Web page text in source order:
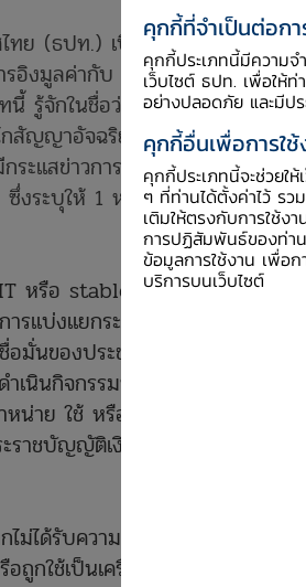
ทย (ธปท.) เปิดเผย
รอิงมูลค่ากับ
รู้จักในชื่อว่า
ญญาอัจฉริยะ
ระแสข่าวการออก
ระบุให้ 1 หน่วย
หรือ stablecoin
รแบ่งแยกระบบ
มั่นของประชาชน
นินกิจกรรมทาง
าย ใช้ หรือนำ
าชบัญญัติเงินตรา
ไม่ได้รับความ
กใช้เป็นเครื่องมือ
สารบัญ
รา
คุกกี้ที่จำเป็นต่อกา
คุกกี้ประเภทนี้มีความจ
เว็บไซต์ ธปท. เพื่อให้ท่
อย่างปลอดภัย และมีป
คุกกี้อื่นเพื่อการใช้
คุกกี้ประเภทนี้จะช่วยใ
ๆ ที่ท่านได้ตั้งค่าไว้ รว
เติมให้ตรงกับการใช้ง
การปฏิสัมพันธ์ของท่าน
ข้อมูลการใช้งาน เพื่อ
บริการบนเว็บไซต์